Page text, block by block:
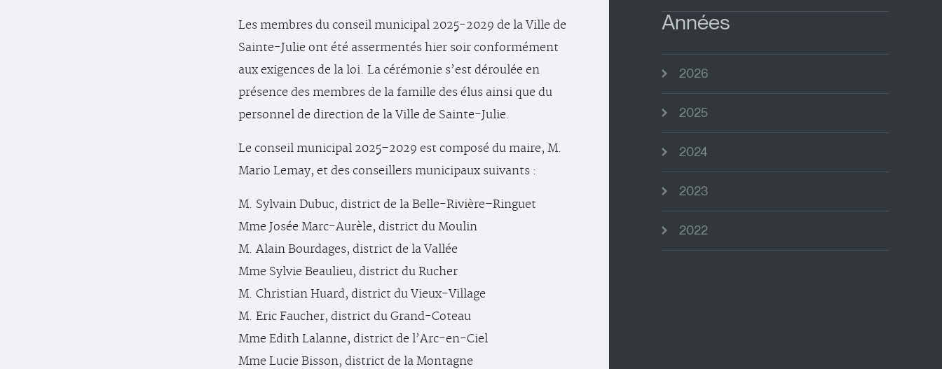
Les membres du conseil municipal 2025-2029 de la Ville de
Sainte-Julie ont été assermentés hier soir conformément
aux exigences de la loi. La cérémonie s’est déroulée en
présence des membres de la famille des élus ainsi que du
personnel de direction de la Ville de Sainte-Julie.
Le conseil municipal 2025–2029 est composé du maire, M.
Mario Lemay, et des conseillers municipaux suivants :
M. Sylvain Dubuc, district de la Belle-Rivière–Ringuet
Mme Josée Marc-Aurèle, district du Moulin
M. Alain Bourdages, district de la Vallée
Mme Sylvie Beaulieu, district du Rucher
M. Christian Huard, district du Vieux-Village
M. Eric Faucher, district du Grand-Coteau
Mme Edith Lalanne, district de l’Arc-en-Ciel
Mme Lucie Bisson, district de la Montagne
Années
2026
2025
2024
2023
2022